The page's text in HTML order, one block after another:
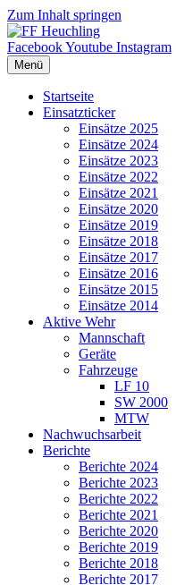
Zum Inhalt springen
FacebookYoutube Instagram
Menü
Startseite
Einsatzticker
Einsätze 2025
Einsätze 2024
Einsätze 2023
Einsätze 2022
Einsätze 2021
Einsätze 2020
Einsätze 2019
Einsätze 2018
Einsätze 2017
Einsätze 2016
Einsätze 2015
Einsätze 2014
Aktive Wehr
Mannschaft
Geräte
Fahrzeuge
LF 10
SW 2000
MTW
Nachwuchsarbeit
Berichte
Berichte 2024
Berichte 2023
Berichte 2022
Berichte 2021
Berichte 2020
Berichte 2019
Berichte 2018
Berichte 2017